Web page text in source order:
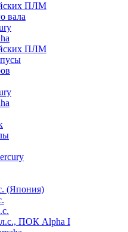
ПЛМ
вала
ПЛМ
(Япония)
л.с., ПОК Alpha I